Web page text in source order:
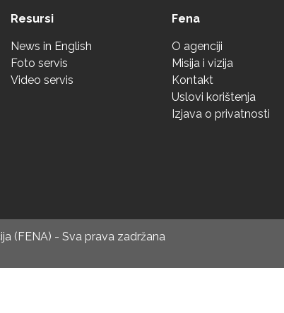
Resursi
News in English
Foto servis
Video servis
Fena
O agenciji
Misija i vizija
Kontakt
Uslovi korištenja
Izjava o privatnosti
(FENA) - Sva prava zadržana